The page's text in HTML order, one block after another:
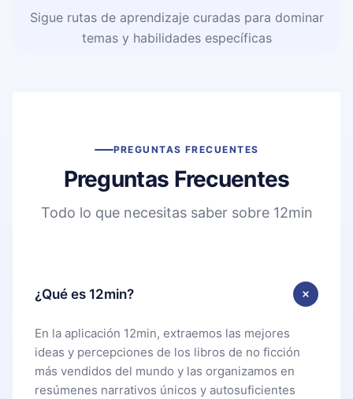
Sigue rutas de aprendizaje curadas para dominar
temas y habilidades específicas
PREGUNTAS FRECUENTES
Preguntas Frecuentes
Todo lo que necesitas saber sobre 12min
¿Qué es 12min?
En la aplicación 12min, extraemos las mejores
ideas y percepciones de los libros de no ficción
más vendidos del mundo y las organizamos en
resúmenes narrativos únicos y autosuficientes